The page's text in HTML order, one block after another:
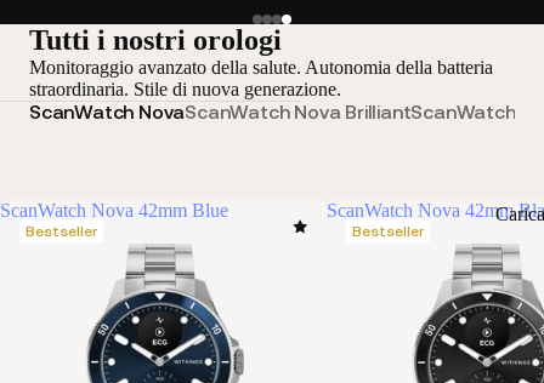
Tutti i nostri orologi
Monitoraggio avanzato della salute. Autonomia della batteria
straordinaria. Stile di nuova generazione.
ScanWatch NovaScanWatch Nova BrilliantScanWatch 2
ScanWatch Nova 42mm Blue
Bestseller
ScanWatch Nova 42mm
Bestseller